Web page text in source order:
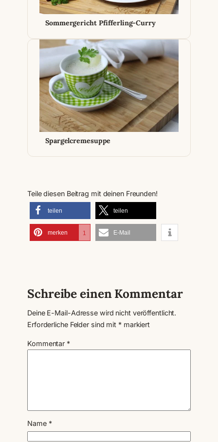
Sommergericht Pfifferling-Curry
Spargelcremesuppe
Teile diesen Beitrag mit deinen Freunden!
teilen teilen
merken 1 E-Mail
Schreibe einen Kommentar
Deine E-Mail-Adresse wird nicht veröffentlicht.
Erforderliche Felder sind mit *markiert
Kommentar *
Name *